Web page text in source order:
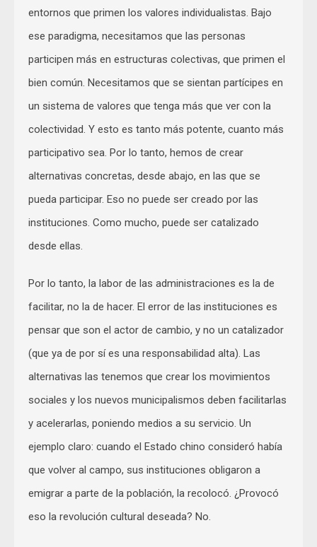
entornos que primen los valores individualistas. Bajo
ese paradigma, necesitamos que las personas
participen más en estructuras colectivas, que primen el
bien común. Necesitamos que se sientan partícipes en
un sistema de valores que tenga más que ver con la
colectividad. Y esto es tanto más potente, cuanto más
participativo sea. Por lo tanto, hemos de crear
alternativas concretas, desde abajo, en las que se
pueda participar. Eso no puede ser creado por las
instituciones. Como mucho, puede ser catalizado
desde ellas.
Por lo tanto, la labor de las administraciones es la de
facilitar, no la de hacer. El error de las instituciones es
pensar que son el actor de cambio, y no un catalizador
(que ya de por sí es una responsabilidad alta). Las
alternativas las tenemos que crear los movimientos
sociales y los nuevos municipalismos deben facilitarlas
y acelerarlas, poniendo medios a su servicio. Un
ejemplo claro: cuando el Estado chino consideró había
que volver al campo, sus instituciones obligaron a
emigrar a parte de la población, la recolocó. ¿Provocó
eso la revolución cultural deseada? No.